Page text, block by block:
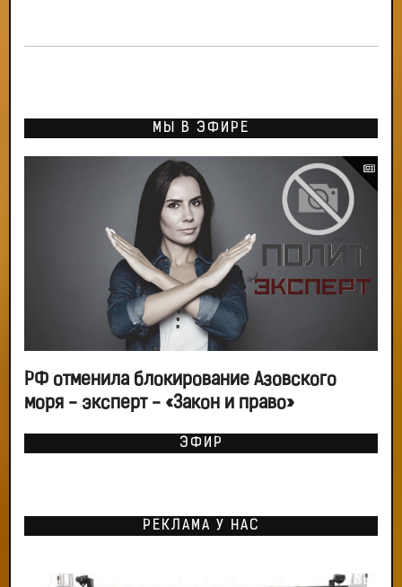
МЫ В ЭФИРЕ
РФ отменила блокирование Азовского
моря - эксперт - «Закон и право»
ЭФИР
РЕКЛАМА У НАС